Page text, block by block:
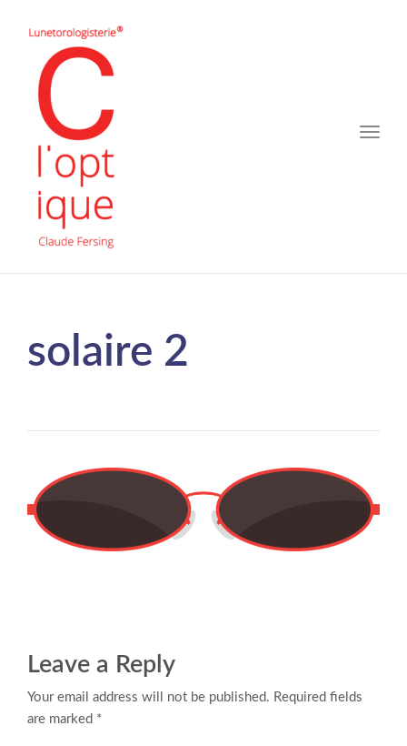
Toggle
solaire 2
Leave a Reply
Your email address will not be published. Required fields
are marked *